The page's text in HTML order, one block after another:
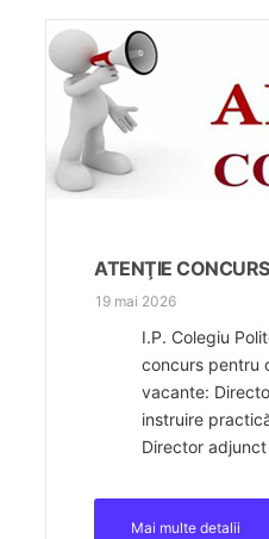
t
ă
ATENŢIE
19 mai 2026
I.P. Colegiu
concurs pentru
vacante:
instruire
Director
Mai multe detalii